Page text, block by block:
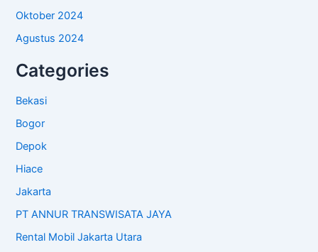
Oktober 2024
Agustus 2024
Categories
Bekasi
Bogor
Depok
Hiace
Jakarta
PT ANNUR TRANSWISATA JAYA
Rental Mobil Jakarta Utara